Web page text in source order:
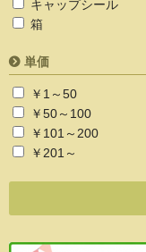
キャップシール
箱
単価
￥1～50
￥50～100
￥101～200
￥201～